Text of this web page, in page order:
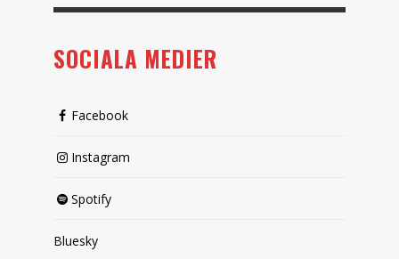
SOCIALA MEDIER
Facebook
Instagram
Spotify
Bluesky